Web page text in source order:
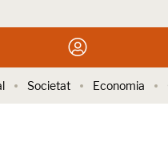
Societat Economia